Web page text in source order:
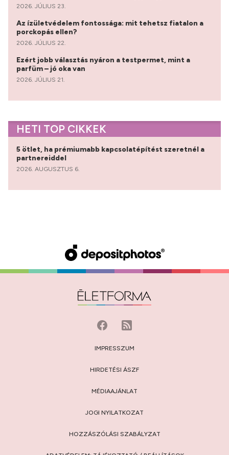
2026. JÚLIUS 23.
Az ízületvédelem fontossága: mit tehetsz fiatalon a
porckopás ellen?
2026. JÚLIUS 22.
Ezért jobb választás nyáron a testpermet, mint a
parfüm – jó oka van
2026. JÚLIUS 21.
HETI TOP CIKKEK
5 ötlet, ha prémiumabb kapcsolatépítést szeretnél a
partnereiddel
2026. AUGUSZTUS 6.
IMPRESSZUM
HIRDETÉSI ÁSZF
MÉDIAAJÁNLAT
JOGI NYILATKOZAT
HOZZÁSZÓLÁSI SZABÁLYZAT